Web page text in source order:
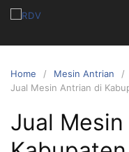
Home
Mesin Antrian
Jual Mesin Antrian di
Jual